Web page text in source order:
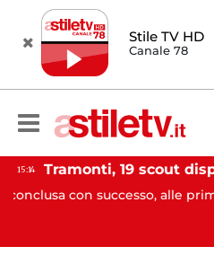
Stile TV HD
Canale 78
Tramonti, 19 scout dispersi in montagna salvati dai vigili del fuoco
alle prime luci